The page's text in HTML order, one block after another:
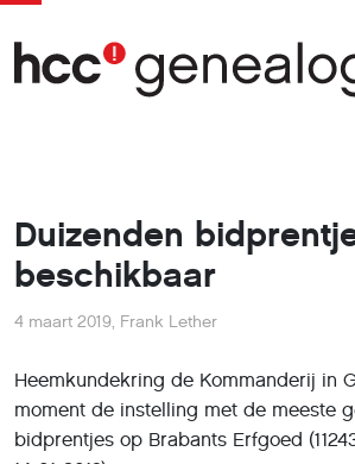
Duizenden
beschikbaar
4 maart 2019, Frank Lether
Heemkundekring de Kommanderij in
moment de instelling met de meeste
bidprentjes op Brabants Erfgoed